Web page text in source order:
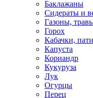
Баклажаны
Сидераты и
Газоны,
Горох
Кабачки,
Капуста
Кориандр
Кукуруза
Лук
Огурцы
Перец